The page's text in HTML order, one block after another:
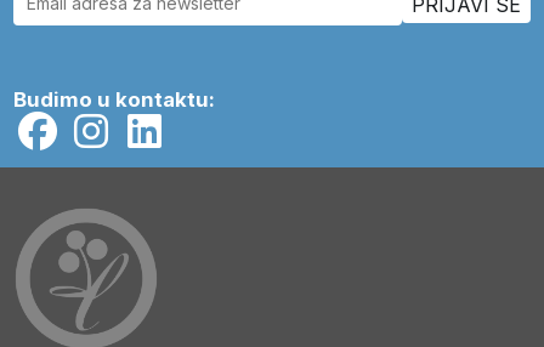
Budimo u kontaktu: